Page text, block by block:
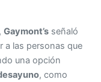
,Gaymont’s señaló
a las personas que
una opción
, como